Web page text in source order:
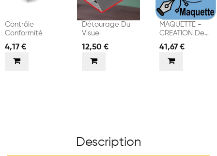
Contrôle
Conformité
4,17 €
Détourage Du
Visuel
12,50 €
MAQUETTE -
CREATION De
VISUELS
41,67 €
Description